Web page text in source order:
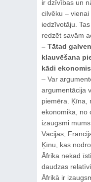
ir dzīvības un
cilvēku –
iedzīvotāju.
redzēt savām
– Tātad
klauvēšana
kādi
– Var
argumentācija
piemēra. Ķīna,
ekonomika, no
izaugsmi
Vācijas,
Ķīnu, kas
Āfrika nekad
daudzas
Āfrikā ir